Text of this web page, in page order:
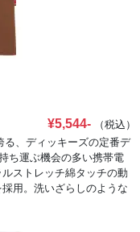
¥5,544-
（税込）
る、ディッキーズの定番デ
ち運ぶ機会の多い携帯電
ストレッチ綿タッチの動
用。洗いざらしのような